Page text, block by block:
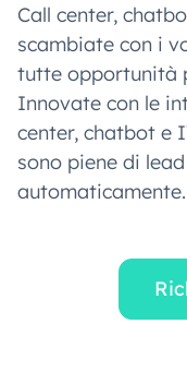
Call center,
scambiate con i
tutte opportunità
Innovate con le
center, chatbot e
sono piene di
automaticamente.